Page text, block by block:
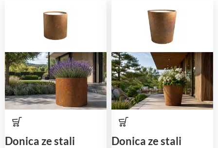
Donica ze stali
Donica ze stali